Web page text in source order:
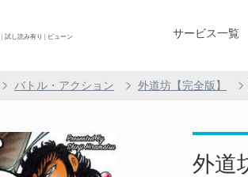
試し読み有り | ビューン サービス一覧
バトル・アクション 外道坊【完全版】
外道